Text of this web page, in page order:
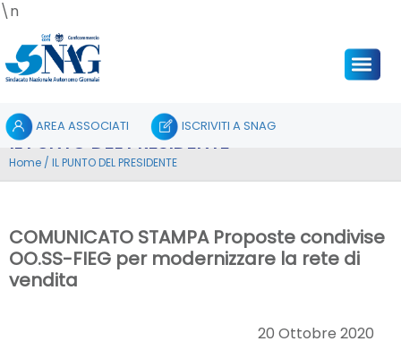
\n
AREA ASSOCIATI ISCRIVITI A SNAG
IL PUNTO DEL PRESIDENTE
Home / IL PUNTO DEL PRESIDENTE
COMUNICATO STAMPA Proposte condivise
OO.SS-FIEG per modernizzare la rete di
vendita
20 Ottobre 2020